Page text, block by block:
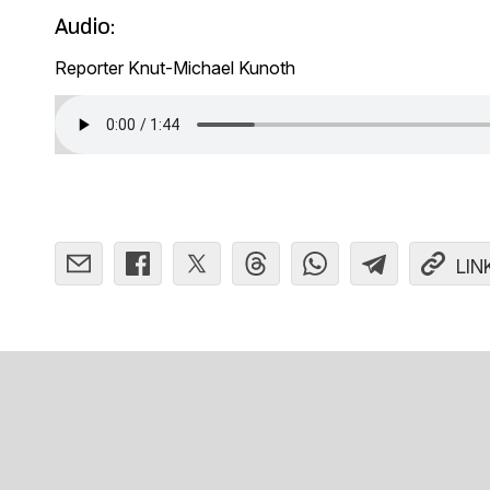
Audio:
Reporter Knut-Michael Kunoth